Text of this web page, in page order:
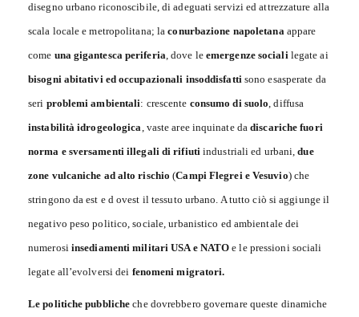
disegno urbano riconoscibile, di adeguati servizi ed attrezzature alla
scala locale e metropolitana; laconurbazione napoletanaappare
come una gigantesca periferia, dove le emergenze socialilegate ai
bisogni abitativi ed occupazionali insoddisfattisono esasperate da
seri problemi ambientali: crescente consumo di suolo, diffusa
instabilità idrogeologica, vaste aree inquinate dadiscariche fuori
norma e sversamenti illegali di rifiutiindustriali ed urbani,due
zone vulcaniche ad alto rischio (Campi Flegrei e Vesuvio) che
stringono da est e d ovest il tessuto urbano. A tutto ciò si aggiunge il
negativo peso politico, sociale, urbanistico ed ambientale dei
numerosi insediamenti militari USA e NATO e le pressioni sociali
legate all’evolversi dei fenomeni migratori.
Le politiche pubbliche che dovrebbero governare queste dinamiche